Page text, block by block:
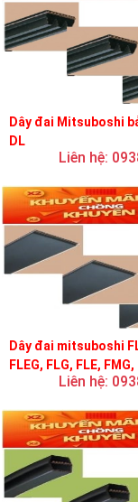
Dây đai Mitsuboshi
DL
Liên hệ:
Dây đai mitsuboshi
FLEG, FLG, FLE, FMG,
Liên hệ: